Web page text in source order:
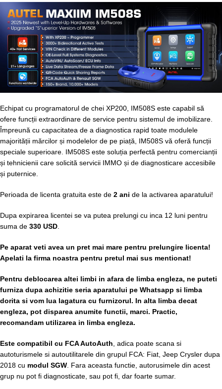
Echipat cu programatorul de chei XP200, IM508S este capabil să
ofere funcții extraordinare de service pentru sistemul de imobilizare.
Împreună cu capacitatea de a diagnostica rapid toate modulele
majorității mărcilor și modelelor de pe piață, IM508S vă oferă funcții
speciale superioare. IM508S este soluția perfectă pentru comercianții
și tehnicienii care solicită servicii IMMO și de diagnosticare accesibile
și puternice.
Perioada de licenta gratuita este de 2 ani de la activarea aparatului!
Dupa expirarea licentei se va putea prelungi cu inca 12 luni pentru
suma de 330 USD.
Pe aparat veti avea un pret mai mare pentru prelungire licenta!
Apelati la firma noastra pentru pretul mai sus mentionat!
Pentru deblocarea altei limbi in afara de limba engleza, ne puteti
furniza dupa achizitie seria aparatului pe Whatsapp si limba
dorita si vom lua lagatura cu furnizorul. In alta limba decat
engleza, pot disparea anumite functii, marci. Practic,
recomandam utilizarea in limba engleza.
Este compatibil cu FCA AutoAuth, adica poate scana si
autoturismele si autoutilitarele din grupul FCA: Fiat, Jeep Crysler dupa
2018 cu modul SGW. Fara aceasta functie, autorusimele din acest
grup nu pot fi diagnosticate, sau pot fi, dar foarte sumar.